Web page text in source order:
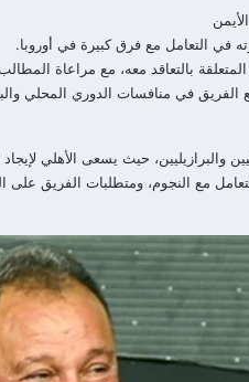
في التعامل مع فرق كبيرة في أوروبا.
بالتعاقد معه، مع مراعاة
الفريق في منافسات الدوري المحلي
والبرازيليين، حيث يسعى الأهلي
مع النجوم، ومتطلبات الفريق على